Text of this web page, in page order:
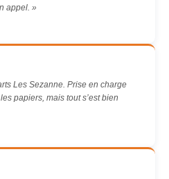
appel. »
Les Sezanne. Prise en charge
papiers, mais tout s’est bien